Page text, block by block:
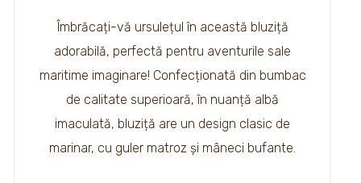
Îmbrăcați-vă ursulețul în această bluziță
adorabilă, perfectă pentru aventurile sale
maritime imaginare! Confecționată din bumbac
de calitate superioară, în nuanță albă
imaculată, bluziță are un design clasic de
marinar, cu guler matroz și mâneci bufante.